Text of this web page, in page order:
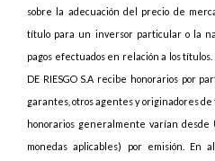
sobre la adecuación del precio de
título para un inversor particular o la
pagos efectuados en relación a los títulos.
DE RIESGO S.A recibe honorarios por
garantes, otros agentes y originadores de
honorarios generalmente varían desde
monedas aplicables) por emisión. En